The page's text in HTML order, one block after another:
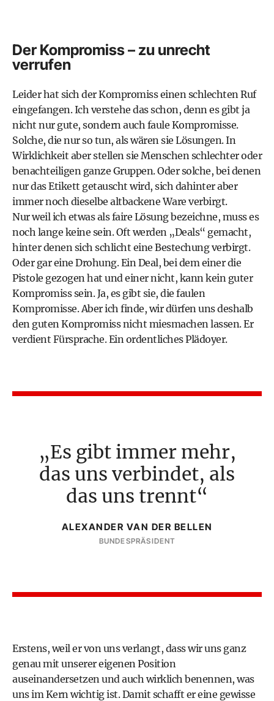
Der Kompromiss – zu unrecht
verrufen
Leider hat sich der Kompromiss einen schlechten Ruf
eingefangen. Ich verstehe das schon, denn es gibt ja
nicht nur gute, sondern auch faule Kompromisse.
Solche, die nur so tun, als wären sie Lösungen. In
Wirklichkeit aber stellen sie Menschen schlechter oder
benachteiligen ganze Gruppen. Oder solche, bei denen
nur das Etikett getauscht wird, sich dahinter aber
immer noch dieselbe altbackene Ware verbirgt.
Nur weil ich etwas als faire Lösung bezeichne, muss es
noch lange keine sein. Oft werden „Deals“ gemacht,
hinter denen sich schlicht eine Bestechung verbirgt.
Oder gar eine Drohung. Ein Deal, bei dem einer die
Pistole gezogen hat und einer nicht, kann kein guter
Kompromiss sein. Ja, es gibt sie, die faulen
Kompromisse. Aber ich finde, wir dürfen uns deshalb
den guten Kompromiss nicht miesmachen lassen. Er
verdient Fürsprache. Ein ordentliches Plädoyer.
Es gibt immer mehr,
das uns verbindet, als
das uns trennt
ALEXANDER VAN DER BELLEN
BUNDESPRÄSIDENT
Erstens, weil er von uns verlangt, dass wir uns ganz
genau mit unserer eigenen Position
auseinandersetzen und auch wirklich benennen, was
uns im Kern wichtig ist. Damit schafft er eine gewisse